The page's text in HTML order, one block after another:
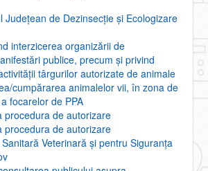
Județean de Dezinsecție și Ecologizare
interzicerea organizării de
publice, precum şi privind
târgurilor autorizate de animale
cumpărarea animalelor vii, în zona de
focarelor de PPA
procedura de autorizare
procedura de autorizare
Veterinară și pentru Siguranța